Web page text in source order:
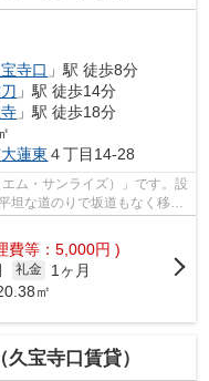
寺口 」駅 徒歩8分
」駅 徒歩14分
」駅 徒歩18分
大蓮東 ４丁目14-28
ム・サンライズ）」です。設
坦な道のりで坂道もなく移動
費等：5,000円 )
礼金
1ヶ月
㎡
宝寺口賃貸）